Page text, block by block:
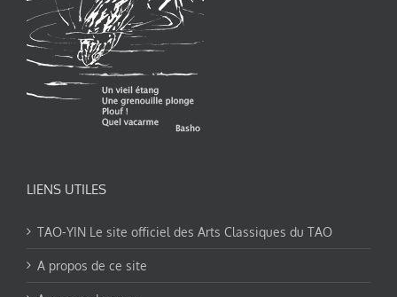
LIENS UTILES
TAO-YIN Le site officiel des Arts Classiques du TAO
A propos de ce site